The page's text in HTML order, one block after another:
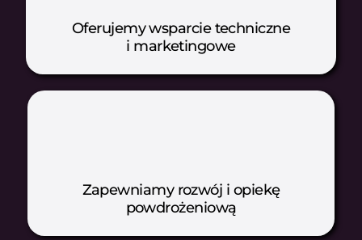
Oferujemy wsparcie techniczne
i marketingowe
Zapewniamy rozwój i opiekę
powdrożeniową